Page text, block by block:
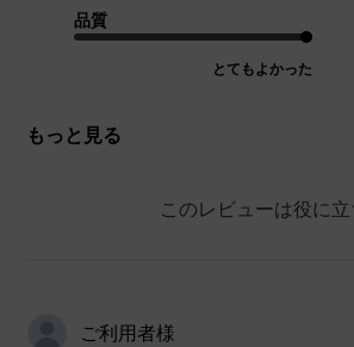
品質
とてもよかった
もっと見る
このレビューは役に
ご利用者様